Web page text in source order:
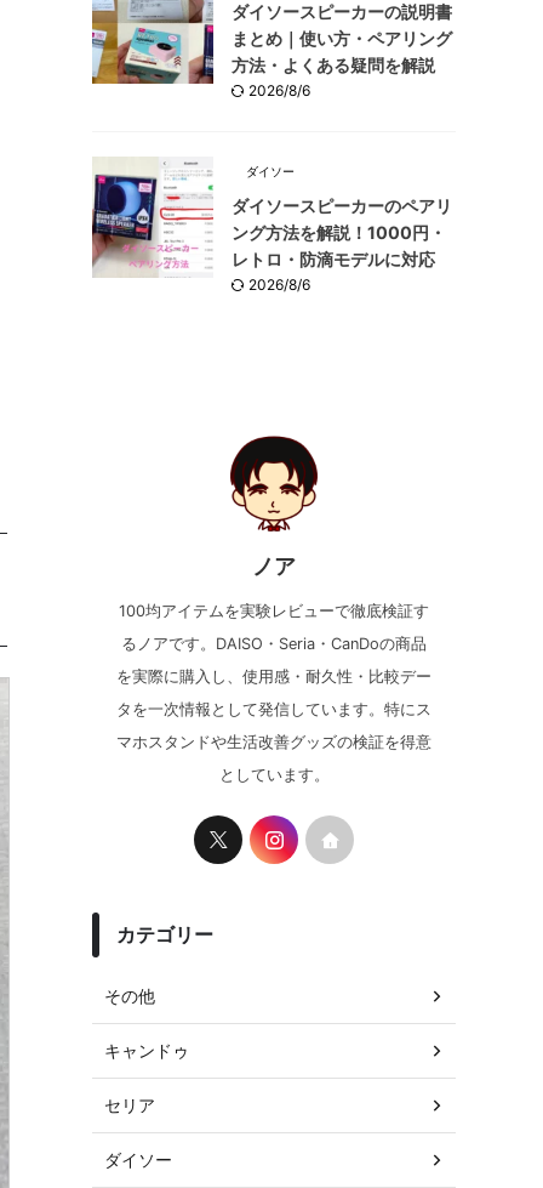
ダイソースピーカーの説明書
まとめ｜使い方・ペアリング
方法・よくある疑問を解説
2026/8/6
ダイソー
ダイソースピーカーのペアリ
ング方法を解説！1000円・
レトロ・防滴モデルに対応
2026/8/6
ノア
100均アイテムを実験レビューで徹底検証す
るノアです。DAISO・Seria・CanDoの商品
を実際に購入し、使用感・耐久性・比較デー
タを一次情報として発信しています。特にス
マホスタンドや生活改善グッズの検証を得意
としています。
カテゴリー
その他
キャンドゥ
セリア
ダイソー